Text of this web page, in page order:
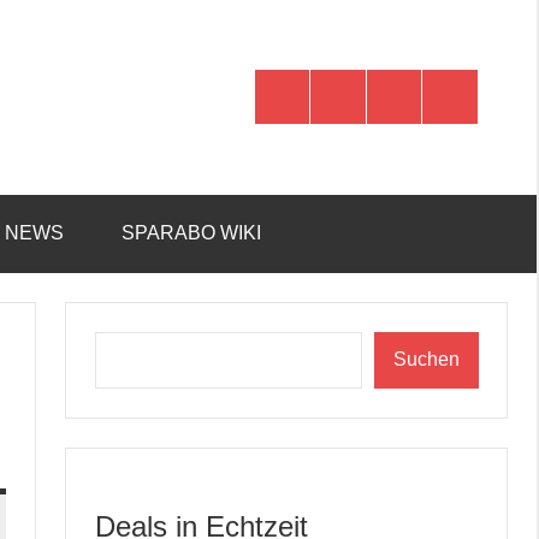
NEWS SPARABO WIKI
Suchen
Deals in Echtzeit